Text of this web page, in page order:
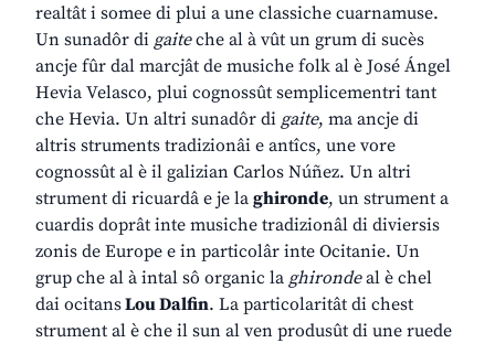
realtât i somee di plui a une classiche cuarnamuse.
Un sunadôr di gaiteche al à vût un grum di sucès
ancje fûr dal marcjât de musiche folk al è José Ángel
Hevia Velasco, plui cognossût semplicementri tant
che Hevia. Un altri sunadôr di gaite, ma ancje di
altris struments tradizionâi e antîcs, une vore
cognossût al è il galizian Carlos Núñez. Un altri
strument di ricuardâ e je la ghironde, un strument a
cuardis doprât inte musiche tradizionâl di diviersis
zonis de Europe e in particolâr inte Ocitanie. Un
grup che al à intal sô organic la ghirondeal è chel
dai ocitansLou Dalfin. La particolaritât di chest
strument al è che il sun al ven produsût di une ruede